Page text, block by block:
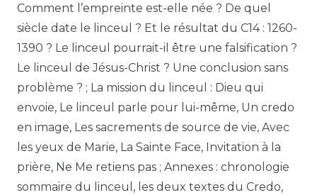
Comment l’empreinte est-elle née ? De quel
siècle date le linceul ? Et le résultat du C14 : 1260-
1390 ? Le linceul pourrait-il être une falsification ?
Le linceul de Jésus-Christ ? Une conclusion sans
problème ? ; La mission du linceul : Dieu qui
envoie, Le linceul parle pour lui-même, Un credo
en image, Les sacrements de source de vie, Avec
les yeux de Marie, La Sainte Face, Invitation à la
prière, Ne Me retiens pas ; Annexes : chronologie
sommaire du linceul, les deux textes du Credo,